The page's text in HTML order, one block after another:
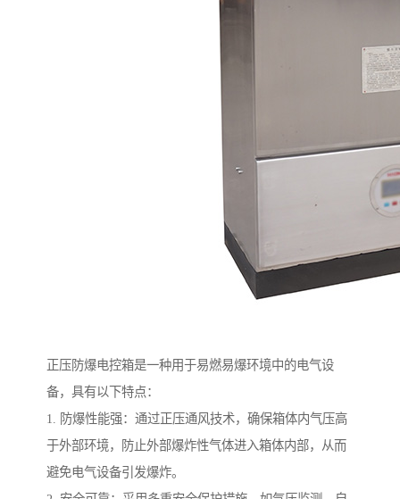
正压防爆电控箱是一种用于易燃易爆环境中的电气设
备，具有以下特点：
1. 防爆性能强：通过正压通风技术，确保箱体内气压高
于外部环境，防止外部爆炸性气体进入箱体内部，从而
避免电气设备引发爆炸。